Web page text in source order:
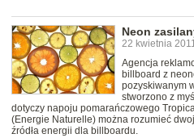
Neon
22 kwietnia
Agencja
billboard z
pozyskiwanym
stworzono z
dotyczy napoju pomarańczowego
(Energie Naturelle) można rozumieć
źródła energii dla billboardu.